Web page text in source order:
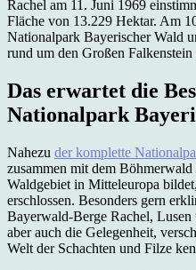
Rachel am 11. Juni 1969
Fläche von 13.229 Hektar. Am
Nationalpark Bayerischer Wald
rund um den Großen
Das erwartet die
Nationalpark
Nahezu der komplette
zusammen mit dem Böhmerwald
Waldgebiet in Mitteleuropa
erschlossen. Besonders gern
Bayerwald-Berge Rachel, Lusen
aber auch die Gelegenheit,
Welt der Schachten und Filze